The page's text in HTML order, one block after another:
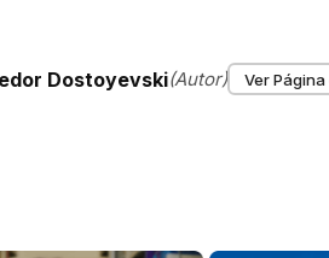
Dostoyevski(Autor) Ver